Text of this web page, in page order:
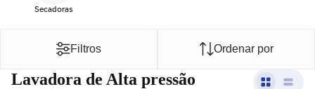
Secadoras
Filtros Ordenar por
Lavadora de Alta pressão